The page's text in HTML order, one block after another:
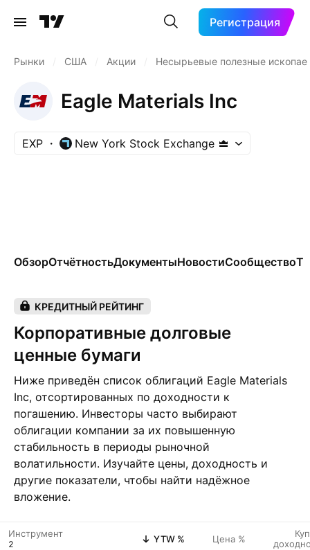
Регистрация
Рынки США Акции Несырьевые полезные
Eagle Materials Inc
EXP New York Stock Exchange
ОбзорОтчётностьДокументыНовостиСообщество
КРЕДИТНЫЙ РЕЙТИНГ
Корпоративные долговые
ценные бумаги
Ниже приведён список облигаций Eagle Materials
Inc, отсортированных по доходности к
погашению. Инвесторы часто выбирают
облигации компании за их повышенную
стабильность в периоды рыночной
волатильности. Изучайте цены, доходность и
другие показатели, чтобы найти надёжное
вложение.
Инструмент YTW % Цена %